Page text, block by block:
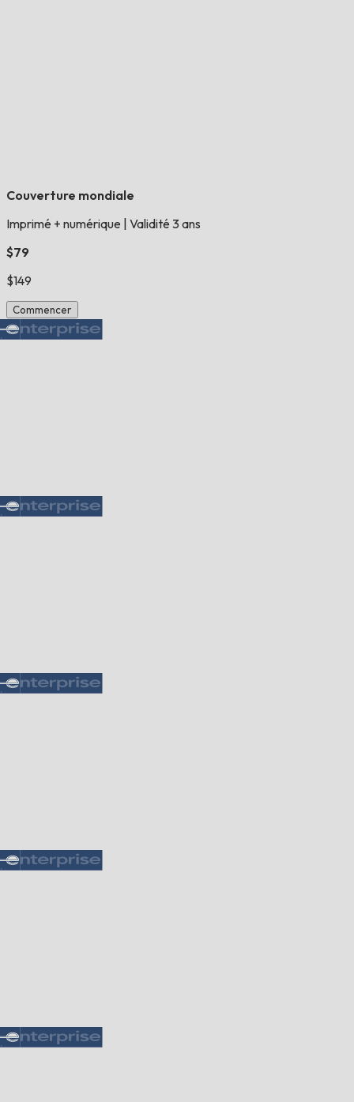
Couverture mondiale
Imprimé + numérique Validité 3 ans
$79
$149
Commencer